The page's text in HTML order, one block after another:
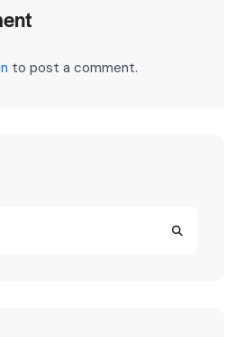
to post a comment.